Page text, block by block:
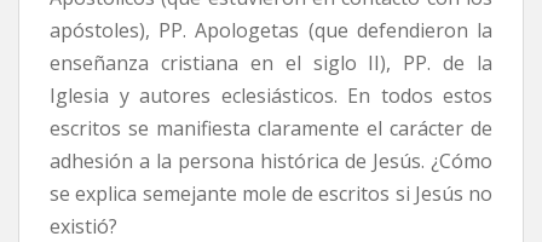
apóstoles), PP. Apologetas (que defendieron la
enseñanza cristiana en el siglo II), PP. de la
Iglesia y autores eclesiásticos. En todos estos
escritos se manifiesta claramente el carácter de
adhesión a la persona histórica de Jesús. ¿Cómo
se explica semejante mole de escritos si Jesús no
existió?